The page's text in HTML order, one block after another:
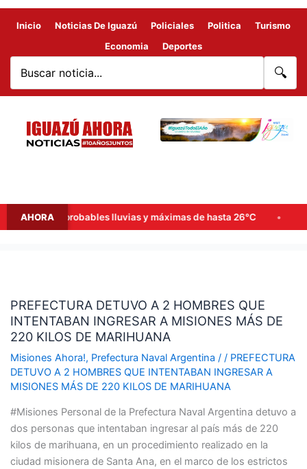
Inicio Noticias De Iguazú Policiales Politica
Turismo
Economia
Deportes
🔍
AHORAprobables lluvias y máximas de hasta 26°C
PREFECTURA DETUVO A 2 HOMBRES QUE
INTENTABAN INGRESAR A MISIONES MÁS DE
220 KILOS DE MARIHUANA
Misiones Ahora!, Prefectura Naval Argentina / / PREFECTURA
DETUVO A 2 HOMBRES QUE INTENTABAN INGRESAR A
MISIONES MÁS DE 220 KILOS DE MARIHUANA
#Misiones Personal de la Prefectura Naval Argentina detuvo a
dos personas que intentaban ingresar al país más de 220
kilos de marihuana, en un procedimiento realizado en la
ciudad misionera de Santa Ana, en el marco de los estrictos
A
2
HOMBRES
QUE
INTENTABAN
INGRESAR
A
MISIONES
MÁS
DE